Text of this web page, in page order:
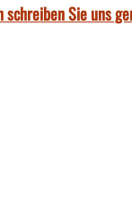
Sie uns